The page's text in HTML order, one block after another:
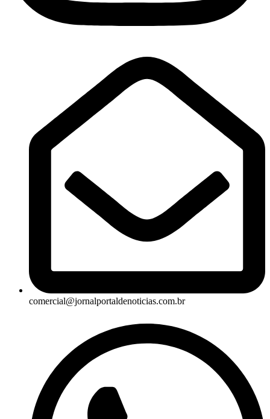
comercial@jornalportaldenoticias.com.br